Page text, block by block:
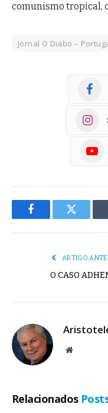
comunismo tropical,
Jornal O Diabo –
FacebookTwitter
ARTIGO
O CASO
Site
Relacionados